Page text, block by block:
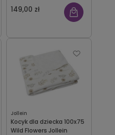
149,00 zł
Jollein
Kocyk dla dziecka 100x75
Wild Flowers Jollein